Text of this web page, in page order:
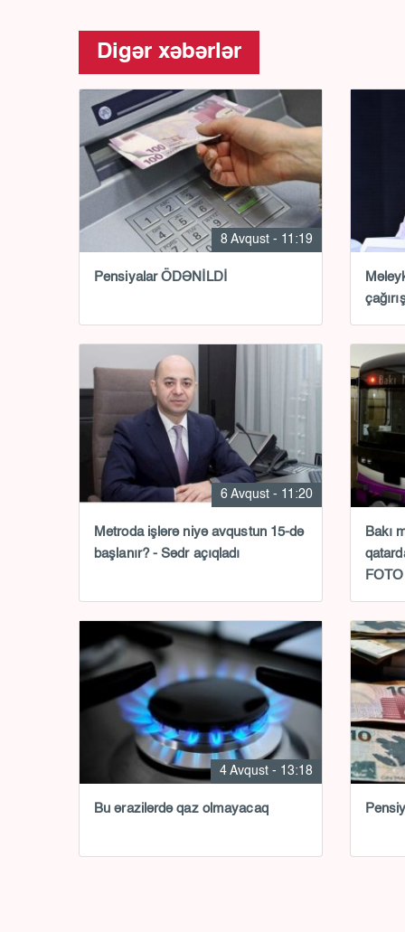
Digər xəbərlər
8 Avqust - 11:19
Pensiyalar ÖDƏNİLDİ
6 Avqust - 11:20
Metroda işlərə niyə avqustun 15-də
başlanır? - Sədr açıqladı
Bakı
4 Avqust - 13:18
Bu ərazilərdə qaz olmayacaq